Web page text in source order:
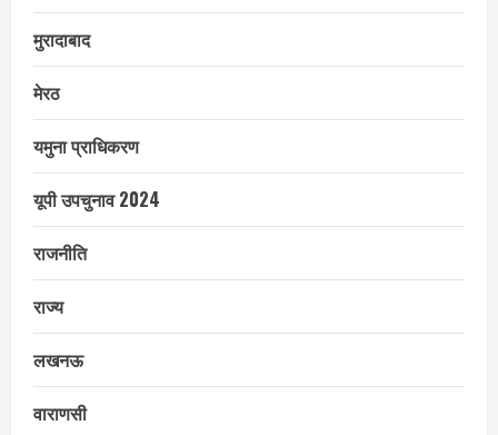
मुरादाबाद
मेरठ
यमुना प्राधिकरण
यूपी उपचुनाव 2024
राजनीति
राज्य
लखनऊ
वाराणसी